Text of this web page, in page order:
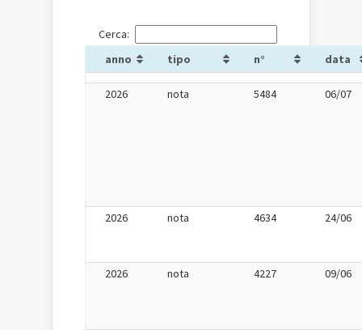
Cerca:
anno
tipo n° data
2026 nota 5484 06/07
2026 nota 4634 24/06
2026 nota 4227 09/06